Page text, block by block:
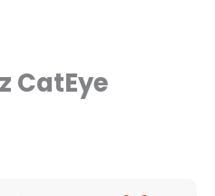
CatEye